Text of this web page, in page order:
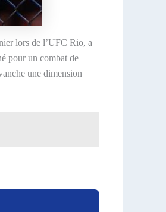
lors de l’UFC Rio, a
pour un combat de
une dimension